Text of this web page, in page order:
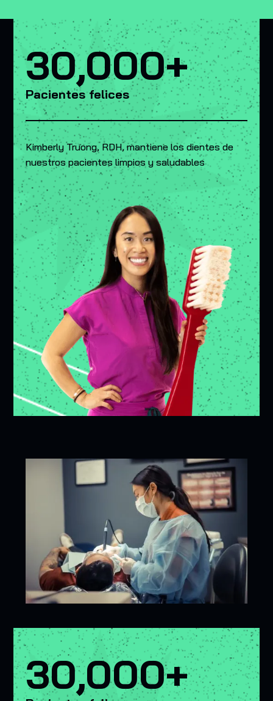
30,000+
Pacientes felices
Kimberly Truong, RDH, mantiene los dientes de
nuestros pacientes limpios y saludables
30,000+